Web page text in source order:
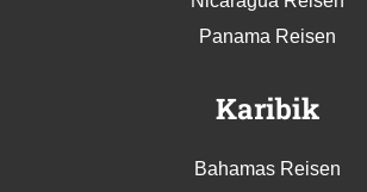
Panama Reisen
Karibik
Bahamas Reisen